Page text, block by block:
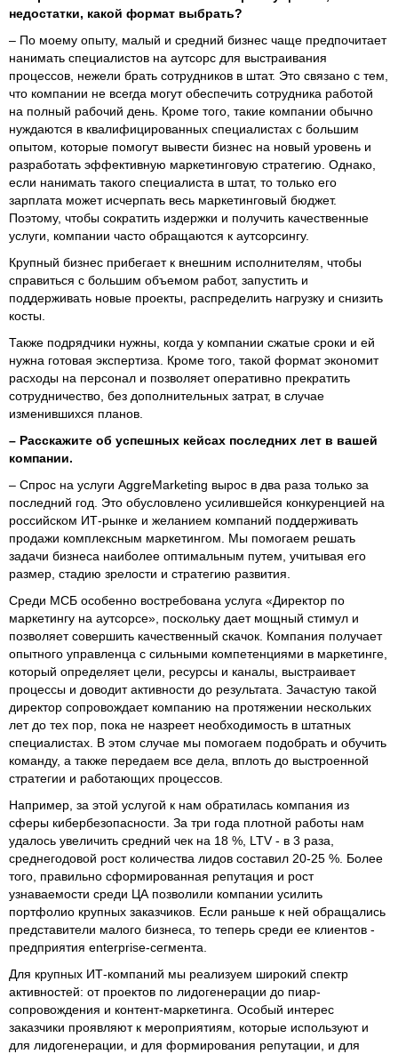
недостатки, какой формат выбрать?
– По моему опыту, малый и средний бизнес чаще предпочитает
нанимать специалистов на аутсорс для выстраивания
процессов, нежели брать сотрудников в штат. Это связано с тем,
что компании не всегда могут обеспечить сотрудника работой
на полный рабочий день. Кроме того, такие компании обычно
нуждаются в квалифицированных специалистах с большим
опытом, которые помогут вывести бизнес на новый уровень и
разработать эффективную маркетинговую стратегию. Однако,
если нанимать такого специалиста в штат, то только его
зарплата может исчерпать весь маркетинговый бюджет.
Поэтому, чтобы сократить издержки и получить качественные
услуги, компании часто обращаются к аутсорсингу.
Крупный бизнес прибегает к внешним исполнителям, чтобы
справиться с большим объемом работ, запустить и
поддерживать новые проекты, распределить нагрузку и снизить
косты.
Также подрядчики нужны, когда у компании сжатые сроки и ей
нужна готовая экспертиза. Кроме того, такой формат экономит
расходы на персонал и позволяет оперативно прекратить
сотрудничество, без дополнительных затрат, в случае
изменившихся планов.
– Расскажите об успешных кейсах последних лет в вашей
компании.
– Спрос на услуги AggreMarketing вырос в два раза только за
последний год. Это обусловлено усилившейся конкуренцией на
российском ИТ-рынке и желанием компаний поддерживать
продажи комплексным маркетингом. Мы помогаем решать
задачи бизнеса наиболее оптимальным путем, учитывая его
размер, стадию зрелости и стратегию развития.
Среди МСБ особенно востребована услуга «Директор по
маркетингу на аутсорсе», поскольку дает мощный стимул и
позволяет совершить качественный скачок. Компания получает
опытного управленца с сильными компетенциями в маркетинге,
который определяет цели, ресурсы и каналы, выстраивает
процессы и доводит активности до результата. Зачастую такой
директор сопровождает компанию на протяжении нескольких
лет до тех пор, пока не назреет необходимость в штатных
специалистах. В этом случае мы помогаем подобрать и обучить
команду, а также передаем все дела, вплоть до выстроенной
стратегии и работающих процессов.
Например, за этой услугой к нам обратилась компания из
сферы кибербезопасности. За три года плотной работы нам
удалось увеличить средний чек на 18 %, LTV - в 3 раза,
среднегодовой рост количества лидов составил 20-25 %. Более
того, правильно сформированная репутация и рост
узнаваемости среди ЦА позволили компании усилить
портфолио крупных заказчиков. Если раньше к ней обращались
представители малого бизнеса, то теперь среди ее клиентов -
предприятия enterprise-сегмента.
Для крупных ИТ-компаний мы реализуем широкий спектр
активностей: от проектов по лидогенерации до пиар-
сопровождения и контент-маркетинга. Особый интерес
заказчики проявляют к мероприятиям, которые используют и
для лидогенерации, и для формирования репутации, и для